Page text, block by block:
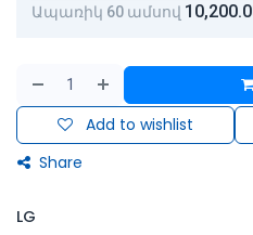
Ապառիկ 60 ամսով
Add to wishlist
Share
LG